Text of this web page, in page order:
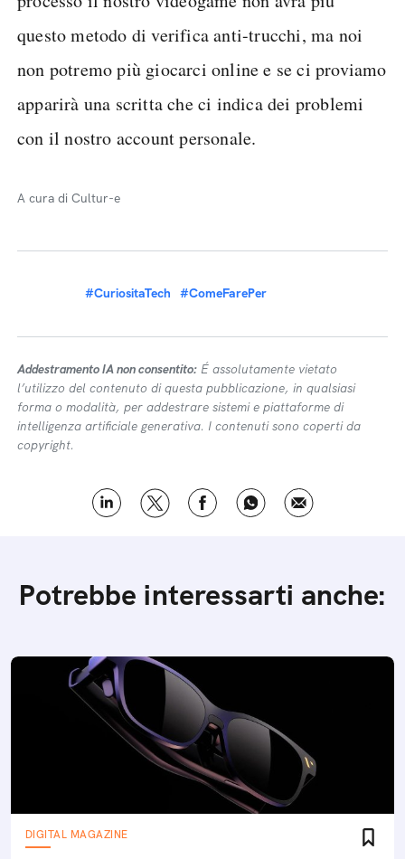
questo metodo di verifica anti-trucchi, ma noi
non potremo più giocarci online e se ci proviamo
apparirà una scritta che ci indica dei problemi
con il nostro account personale.
A cura di Cultur-e
#CuriositaTech #ComeFarePer
Addestramento IA non consentito: É assolutamente vietato
l’utilizzo del contenuto di questa pubblicazione, in qualsiasi
forma o modalità, per addestrare sistemi e piattaforme di
intelligenza artificiale generativa. I contenuti sono coperti da
copyright.
Potrebbe interessarti anche:
DIGITAL MAGAZINE